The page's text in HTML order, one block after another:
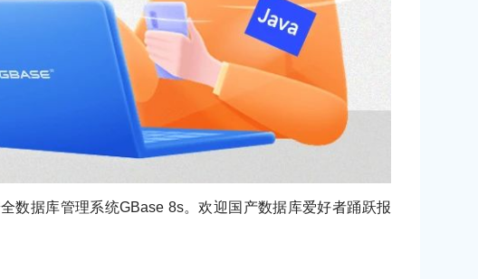
数据库管理系统GBase 8s。欢迎国产数据库爱好者踊跃报